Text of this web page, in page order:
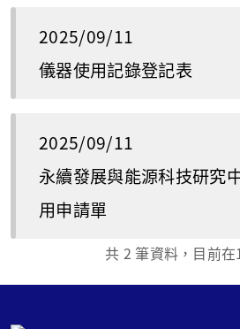
2025/09/11
儀器使用記錄登記表
2025/09/11
永續發展與能源科技研究
用申請單
共 2 筆資料，目前在